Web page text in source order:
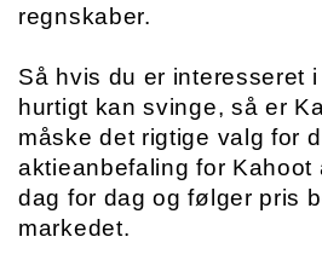
regnskaber.
Så hvis du er interesseret
hurtigt kan svinge, så er
måske det rigtige valg for
aktieanbefaling for
dag for dag og følger pris
markedet.